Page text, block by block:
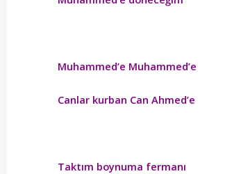
Muhammed’e Muhammed’e
Canlar kurban Can Ahmed’e
Taktım boynuma fermanı